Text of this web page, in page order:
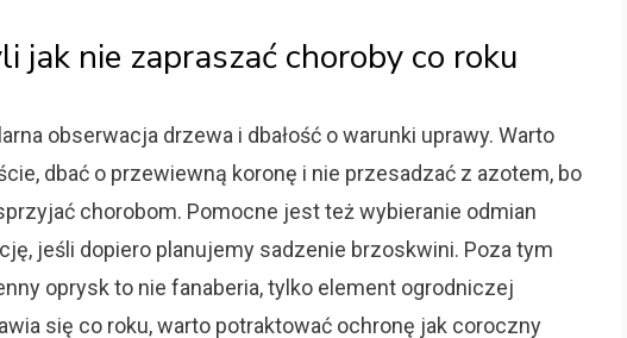
jak nie zapraszać choroby co roku
obserwacja drzewa i dbałość o warunki uprawy. Warto
dbać o przewiewną koronę i nie przesadzać z azotem, bo
chorobom. Pomocne jest też wybieranie odmian
jeśli dopiero planujemy sadzenie brzoskwini. Poza tym
oprysk to nie fanaberia, tylko element ogrodniczej
się co roku, warto potraktować ochronę jak coroczny